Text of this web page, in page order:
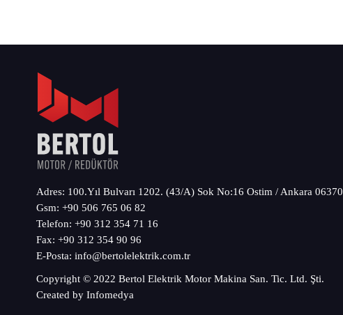
Adres: 100.Yıl Bulvarı 1202. (43/A) Sok No:16 Ostim / Ankara 06370
Gsm: +90 506 765 06 82
Telefon: +90 312 354 71 16
Fax: +90 312 354 90 96
E-Posta: info@bertolelektrik.com.tr
Copyright © 2022 Bertol Elektrik Motor Makina San. Tic. Ltd. Şti.
Created by Infomedya